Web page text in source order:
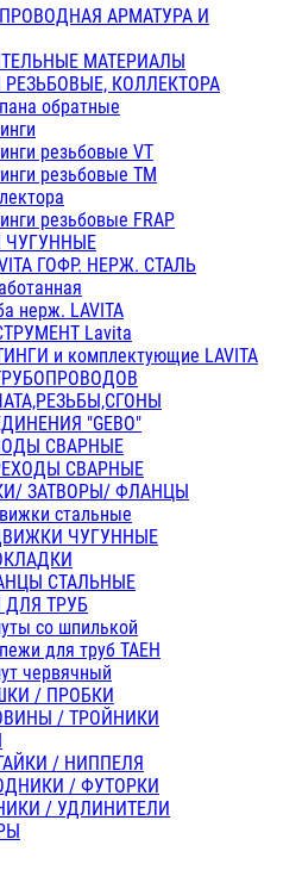
АРМАТУРА И
МАТЕРИАЛЫ
КОЛЛЕКТОРА
обратные
резьбовые VT
резьбовые ТМ
резьбовые FRAP
ЧУГУННЫЕ
ГОФР. НЕРЖ. СТАЛЬ
нерж. LAVITA
Lavita
и комплектующие LAVITA
"GEBO"
СВАРНЫЕ
СВАРНЫЕ
ЗАТВОРЫ/ ФЛАНЦЫ
стальные
ЧУГУННЫЕ
СТАЛЬНЫЕ
ТРУБ
со шпилькой
для труб ТАЕН
червячный
/ ПРОБКИ
/ ТРОЙНИКИ
/ НИППЕЛЯ
/ ФУТОРКИ
/ УДЛИНИТЕЛИ